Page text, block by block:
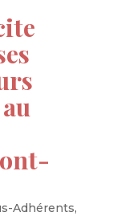
Adhérents,